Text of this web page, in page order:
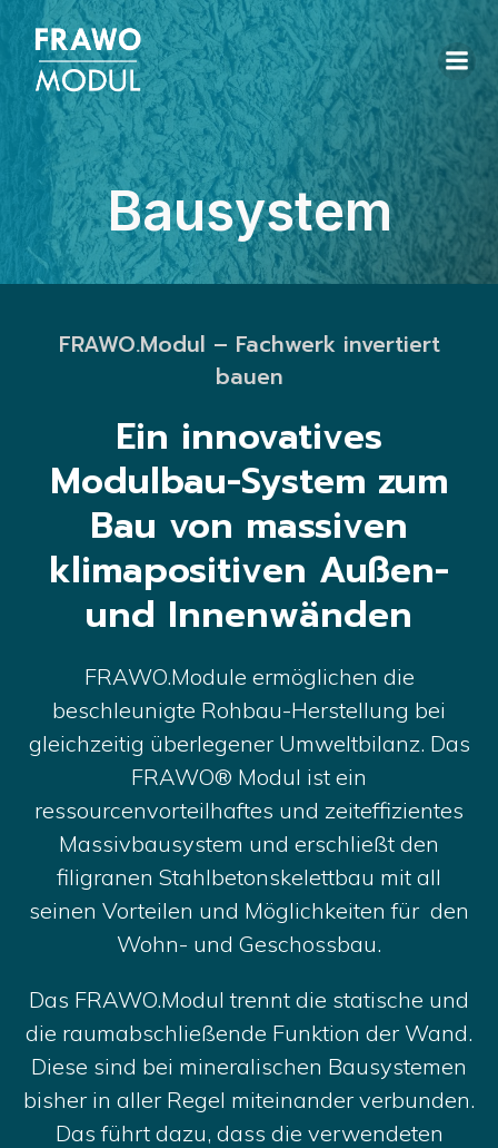
Bausystem
FRAWO.Modul – Fachwerk invertiert
bauen
Ein innovatives
Modulbau-System zum
Bau von massiven
klimapositiven Außen-
und Innenwänden
FRAWO.Module ermöglichen die
beschleunigte Rohbau-Herstellung bei
gleichzeitig überlegener Umweltbilanz. Das
FRAWO® Modul ist ein
ressourcenvorteilhaftes und zeiteffizientes
Massivbausystem und erschließt den
filigranen Stahlbetonskelettbau mit all
seinen Vorteilen und Möglichkeiten für den
Wohn- und Geschossbau.
Das FRAWO.Modul trennt die statische und
die raumabschließende Funktion der Wand.
Diese sind bei mineralischen Bausystemen
bisher in aller Regel miteinander verbunden.
Das führt dazu, dass die verwendeten